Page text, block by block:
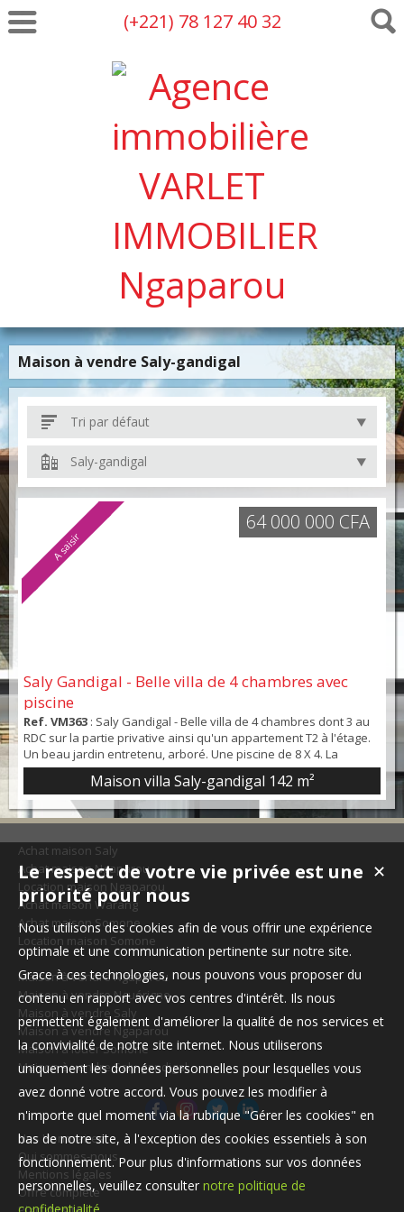
(+221) 78 127 40 32
Maison à vendre Saly-gandigal
Tri par défaut
Saly-gandigal
A saisir
Saly Gandigal - Belle villa de 4 chambres avec
piscine
Ref. VM363 : Saly Gandigal - Belle villa de 4 chambres dont 3 au
RDC sur la partie privative ainsi qu'un appartement T2 à l'étage.
Un beau jardin entretenu, arboré. Une piscine de 8 X 4. La
maison est idéalement située dans un quartier calme. Rapport
locatif intéressant. A saisir Prix : 64.000.000 fcfa
Maison villa Saly-gandigal 142 m²
64 000 000 CFA
Achat maison Saly
Achat maison Ngaparou
Location maison Ngaparou
Achat maison Warang
Achat maison Somone
Location maison Somone
Maison à vendre Ngaparou
Maison à vendre Nguérigne
Maison à vendre Saly
Maison à vendre Ngaparou
Maison à louer Somone
Maison à vendre Saly-gandigal
Nos Honoraires
Qui sommes-nous
Mentions légales
Offre complète
✕
Le respect de votre vie privée est une
priorité pour nous
Nous utilisons des cookies afin de vous offrir une expérience
optimale et une communication pertinente sur notre site.
Grace à ces technologies, nous pouvons vous proposer du
contenu en rapport avec vos centres d'intérêt. Ils nous
permettent également d'améliorer la qualité de nos services et
la convivialité de notre site internet. Nous utiliserons
uniquement les données personnelles pour lesquelles vous
avez donné votre accord. Vous pouvez les modifier à
n'importe quel moment via la rubrique "Gérer les cookies" en
bas de notre site, à l'exception des cookies essentiels à son
fonctionnement. Pour plus d'informations sur vos données
personnelles, veuillez consulter notre politique de